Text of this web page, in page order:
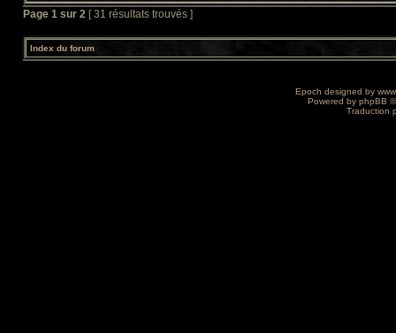
Page 1 sur 2 [ 31 résultats trouvés ]
Index du forum
Epoch designed by
Powered by phpBB
Traduction